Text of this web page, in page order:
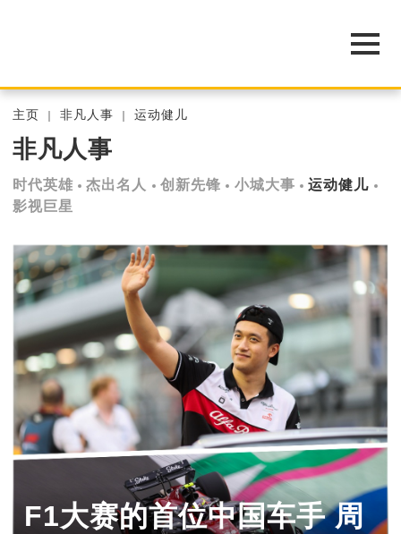
主页 非凡人事 运动健儿
非凡人事
时代英雄 杰出名人 创新先锋 小城大事
运动健儿
影视巨星
F1大赛的首位中国车手 周